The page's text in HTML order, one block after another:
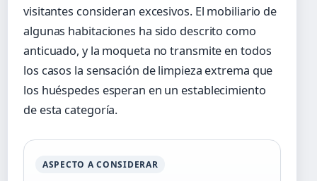
visitantes consideran excesivos. El mobiliario de
algunas habitaciones ha sido descrito como
anticuado, y la moqueta no transmite en todos
los casos la sensación de limpieza extrema que
los huéspedes esperan en un establecimiento
de esta categoría.
ASPECTO A CONSIDERAR